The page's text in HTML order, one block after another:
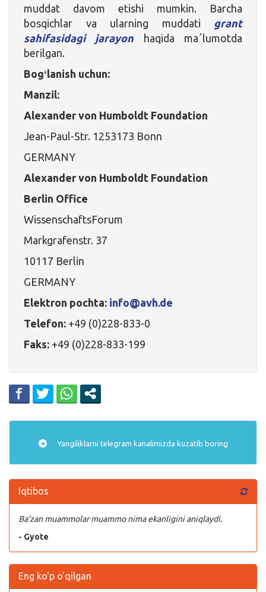
muddat davom etishi mumkin. Barcha
bosqichlar va ularning muddati grant
sahifasidagi jarayon haqida maʼlumotda
berilgan.
Bogʻlanish uchun:
Manzil:
Alexander von Humboldt Foundation
Jean-Paul-Str. 1253173 Bonn
GERMANY
Alexander von Humboldt Foundation
Berlin Office
WissenschaftsForum
Markgrafenstr. 37
10117 Berlin
GERMANY
Elektron pochta: info@avh.de
Telefon: +49 (0)228-833-0
Faks: +49 (0)228-833-199
Yangiliklarni telegram kanalimizda kuzatib boring
Iqtibos
Ba’zan muammolar muammo nima ekanligini aniqlaydi.
- Gyote
Eng ko'p o'qilgan